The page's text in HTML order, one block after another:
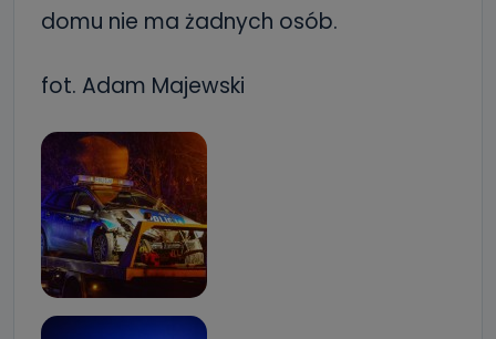
domu nie ma żadnych osób.
fot. Adam Majewski